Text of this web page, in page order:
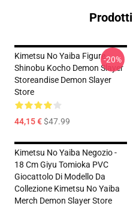
Kimetsu No Yaiba Figure
Shinobu Kocho Demon Slayer
Storeandise Demon Slayer
Store
44,15 €$47.99
-20%
Kimetsu No Yaiba Negozio -
18 Cm Giyu Tomioka PVC
Giocattolo Di Modello Da
Collezione Kimetsu No Yaiba
Merch Demon Slayer Store